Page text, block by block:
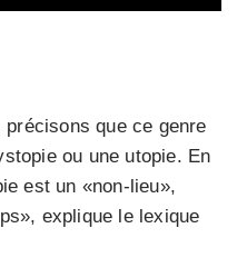
précisons que ce genre
ou une utopie. En
est un «non-lieu»,
explique le lexique